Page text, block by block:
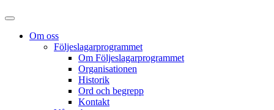
Om oss
Följeslagarprogrammet
Om Följeslagarprogrammet
Organisationen
Historik
Ord och begrepp
Kontakt